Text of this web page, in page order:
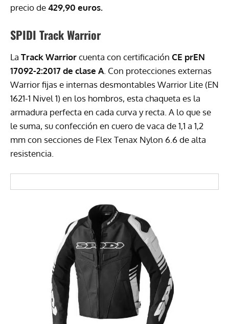
precio de429,90 euros.
SPIDI Track Warrior
La Track Warriorcuenta con certificación CE prEN
17092-2:2017 de clase A . Con protecciones externas
Warrior fijas e internas desmontables Warrior Lite (EN
1621-1 Nivel 1) en los hombros, esta chaqueta es la
armadura perfecta en cada curva y recta. A lo que se
le suma, su confección en cuero de vaca de 1,1 a 1,2
mm con secciones de Flex Tenax Nylon 6.6 de alta
resistencia.